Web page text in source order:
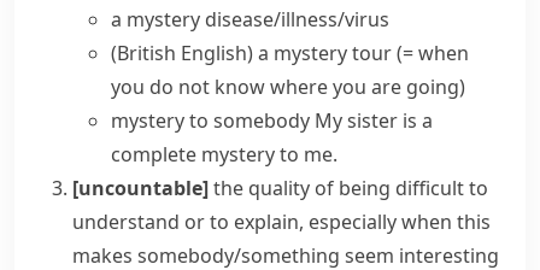
a mystery disease/illness/virus
(British English)a mystery tour(= when
you do not know where you are going)
mystery to somebody My sister is a
complete mystery to me.
[uncountable]the quality of being difficult to
understand or to explain, especially when this
makes somebody/something seem interesting